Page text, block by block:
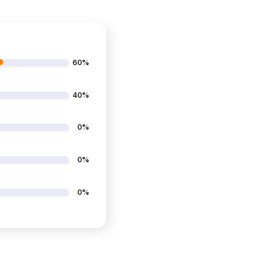
60%
40%
0%
0%
0%